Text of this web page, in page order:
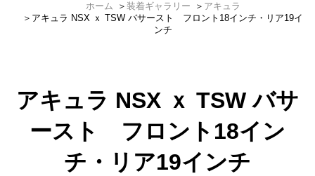
ホーム ＞ 装着ギャラリー ＞ アキュラ
＞ アキュラ NSX ｘ TSW バサースト フロント18インチ・リア19イ
ンチ
アキュラ NSX ｘ TSW バサ
ースト フロント18イン
チ・リア19インチ